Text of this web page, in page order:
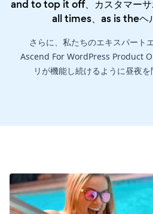
and to top it off、カスタマーサ
all times、as is theヘ
さらに、私たちのエキスパート
Ascend For WordPress Product
リが機能し続けるように昼夜を